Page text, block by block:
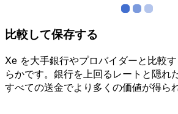
比較して保存する
Xe を大手銀行やプロバイダーと比較
らかです。銀行を上回るレートと隠れ
すべての送金でより多くの価値が得ら